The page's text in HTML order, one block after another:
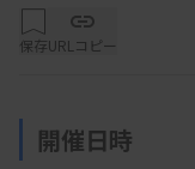
保存URLコピー
開催日時